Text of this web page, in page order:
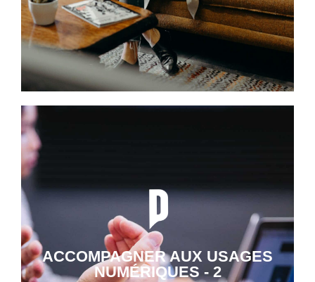
ACCOMPAGNER AUX USAGES
NUMÉRIQUES - 2